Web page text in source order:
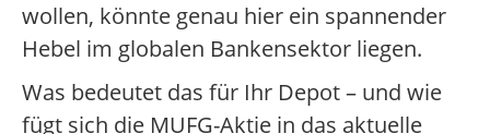
wollen, könnte genau hier ein spannender
Hebel im globalen Bankensektor liegen.
Was bedeutet das für Ihr Depot – und wie
fügt sich die MUFG-Aktie in das aktuelle